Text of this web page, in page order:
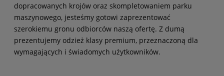
dopracowanych krojów oraz skompletowaniem parku
maszynowego, jesteśmy gotowi zaprezentować
szerokiemu gronu odbiorców naszą ofertę. Z dumą
prezentujemy odzież klasy premium, przeznaczoną dla
wymagających i świadomych użytkowników.